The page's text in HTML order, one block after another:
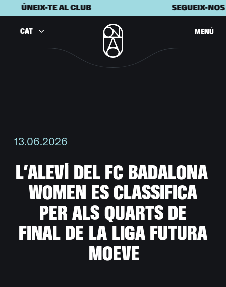
ÚNEIX-TE AL CLUB SEGUEIX-NOS
CAT MENÚ
13.06.2026
L’A L EV DE L FC BADALO NA
WO M E N ES C LASS F ICA
PE R A LS QUARTS D E
FI NAL D E LA LI GA FUTU RA
M O EV E